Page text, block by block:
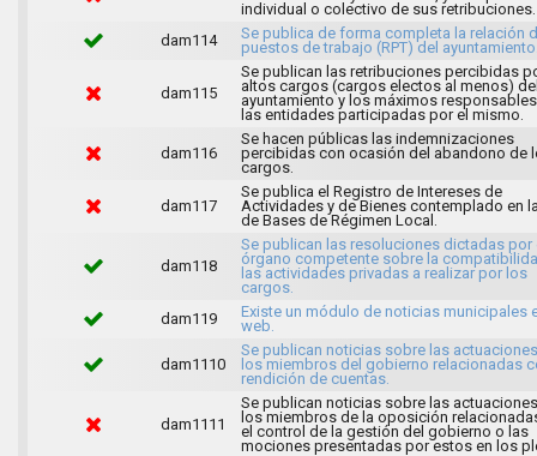
individual o colectivo de sus retribuciones.
dam114
Se publica de forma completa la relación
puestos de trabajo (RPT) del
dam115
Se publican las retribuciones percibidas
altos cargos (cargos electos al menos)
ayuntamiento y los máximos
las entidades participadas por el mismo.
dam116
Se hacen públicas las indemnizaciones
percibidas con ocasión del abandono de
cargos.
dam117
Se publica el Registro de Intereses de
Actividades y de Bienes contemplado en
de Bases de Régimen Local.
dam118
Se publican las resoluciones dictadas por
órgano competente sobre la
las actividades privadas a realizar por los
cargos.
dam119
Existe un módulo de noticias municipales
web.
dam1110
Se publican noticias sobre las
los miembros del gobierno relacionadas
rendición de cuentas.
dam1111
Se publican noticias sobre las
los miembros de la oposición
el control de la gestión del gobierno o las
mociones presentadas por estos en los